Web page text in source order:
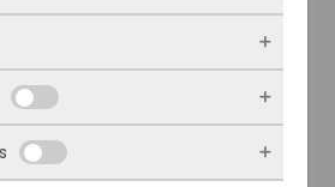
ervoor dat de website
Ze zijn dus altijd actief en
uitgezet. Meestal worden
als jij iets doet, zoals
invullen of je
zien we hoe vaak onze site
bezoekers vandaan
populair zijn. Zo
jouw voorkeuren.